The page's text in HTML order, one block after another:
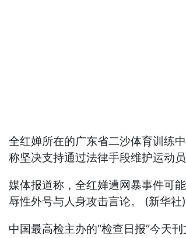
全红婵所在的广东省二沙体育训练
称坚决支持通过法律手段维护运动
媒体报道称，全红婵遭网暴事件可
辱性外号与人身攻击言论。 (新华社)
中国最高检主办的“检查日报”今天